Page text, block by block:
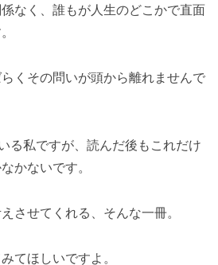
なく、誰もが人生のどこかで直面
くその問いが頭から離れませんで
る私ですが、読んだ後もこれだけ
かないです。
させてくれる、そんな一冊。
てほしいですよ。